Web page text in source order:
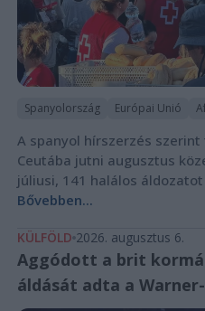
Spanyolország Európai Unió
A spanyol hírszerzés
Ceutába jutni augusztus
júliusi, 141 halálos
Bővebben...
KÜLFÖLD 2026. augusztus 6.
Aggódott a brit
áldását adta a